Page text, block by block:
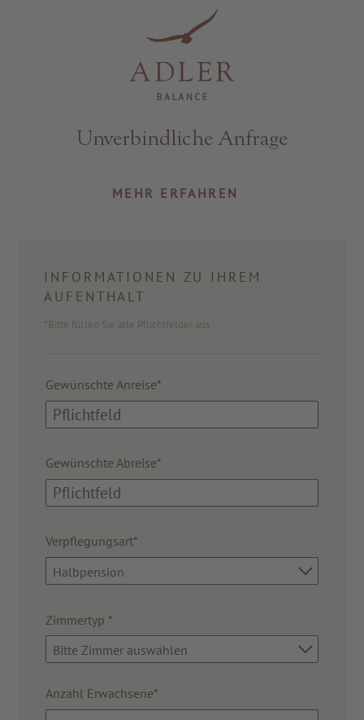
Resorts & Retreats
Unverbindliche Anfrage
MEHR ERFAHREN
INFORMATIONEN ZU IHREM
AUFENTHALT
*Bitte füllen Sie alle Pflichtfelder aus
Gewünschte Anreise*
Gewünschte Abreise*
Verpflegungsart*
Halbpension
Zimmertyp *
Bitte Zimmer auswählen
Anzahl Erwachsene*